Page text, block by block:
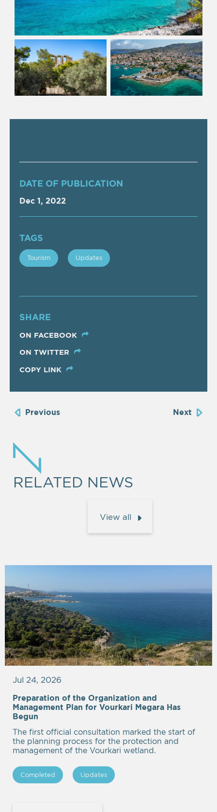
DATE OF PUBLICATION
Dec 1, 2022
TAGS
Tourism Updates
SHARE
ON FACEBOOK
ON TWITTER
COPY LINK
Previous Next
RELATED NEWS
View all
Jul 24, 2026
Preparation of the Organization and
Management Plan for Vourkari Megara Has
Begun
The first official consultation marked the start of
the planning process for the protection and
management of the Vourkari wetland.
Completed Updates